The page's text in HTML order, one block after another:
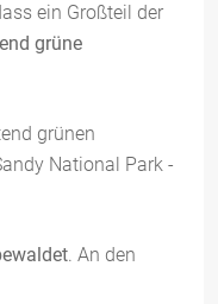
ein Großteil der
grüne
. An den